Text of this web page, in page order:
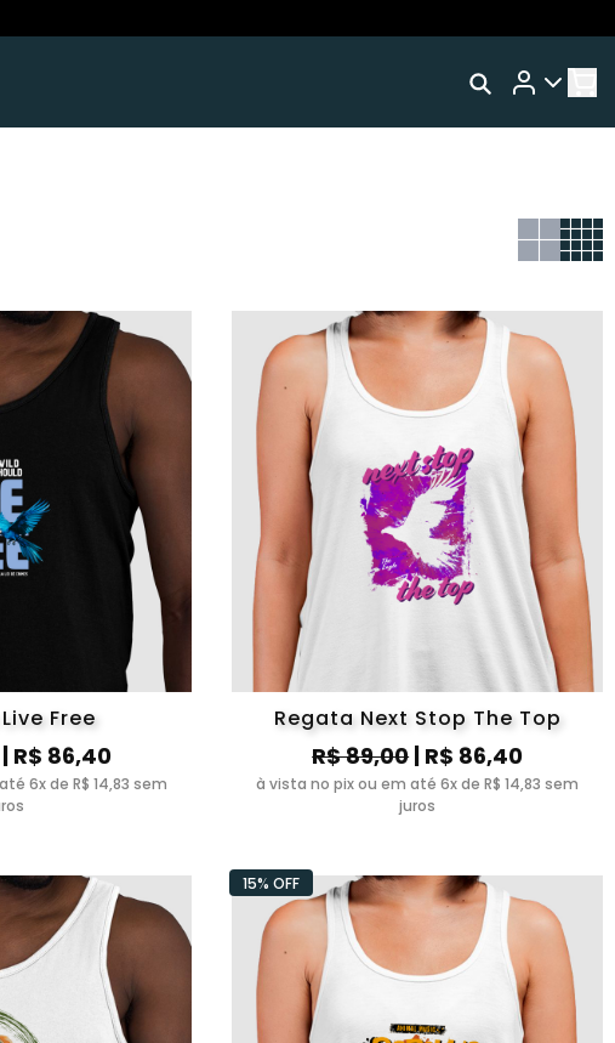
Entrar | Cadastrar
Free
R$ 86,40
6x de R$ 14,83 sem
Regata Next Stop The Top
R$ 89,00| R$ 86,40
à vista no pix ou em até 6x de R$ 14,83 sem
juros
15% OFF